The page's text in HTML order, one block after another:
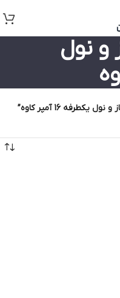
و نول
16 آمپر کاوه”